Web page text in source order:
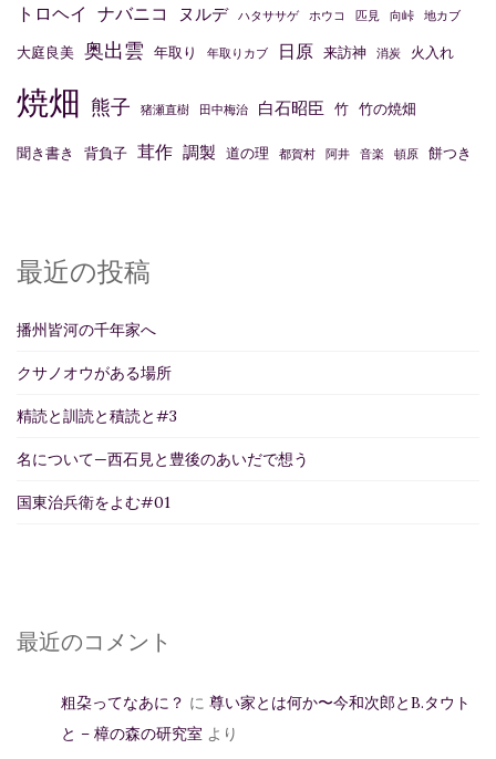
トロヘイ ナバニコ ヌルデ ハタササゲ ホウコ 匹見 向峠 地カブ
大庭良美 奥出雲 年取り 年取りカブ 日原 来訪神 消炭 火入れ
焼畑 熊子 猪瀬直樹 田中梅治 白石昭臣 竹 竹の焼畑
聞き書き 背負子 茸作 調製 道の理 都賀村 阿井 音楽 頓原 餅つき
最近の投稿
播州皆河の千年家へ
クサノオウがある場所
精読と訓読と積読と#3
名について—西石見と豊後のあいだで想う
国東治兵衛をよむ#01
最近のコメント
粗朶ってなあに？ に 尊い家とは何か〜今和次郎とB.タウト
と – 樟の森の研究室 より